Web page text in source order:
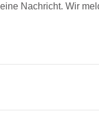
Nachricht. Wir